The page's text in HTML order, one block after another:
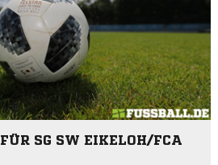
SG SW EIKELOH/FCA